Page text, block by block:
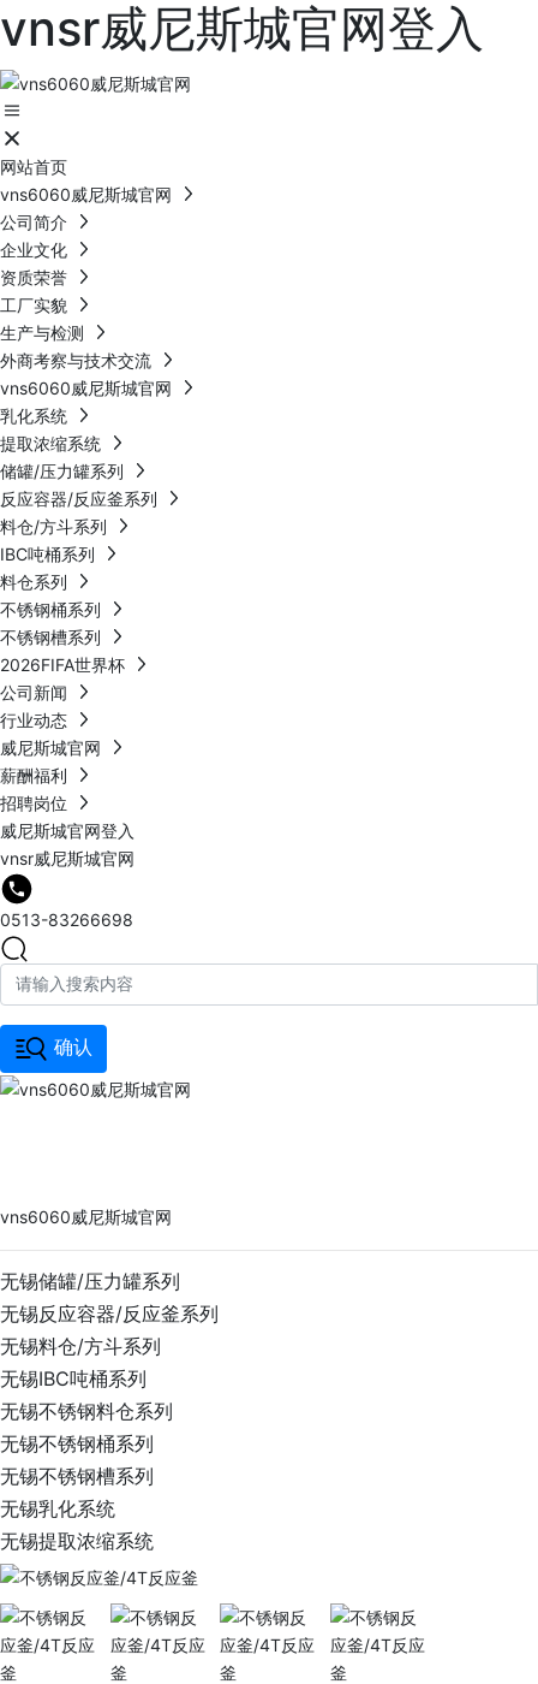
vnsr威尼斯城官网登入
网站首页
vns6060威尼斯城官网
公司简介
企业文化
资质荣誉
工厂实貌
生产与检测
外商考察与技术交流
vns6060威尼斯城官网
乳化系统
提取浓缩系统
储罐/压力罐系列
反应容器/反应釜系列
料仓/方斗系列
IBC吨桶系列
料仓系列
不锈钢桶系列
不锈钢槽系列
2026FIFA世界杯
公司新闻
行业动态
威尼斯城官网
薪酬福利
招聘岗位
威尼斯城官网登入
vnsr威尼斯城官网
0513-83266698
确认
vns6060威尼斯城官网
无锡储罐/压力罐系列
无锡反应容器/反应釜系列
无锡料仓/方斗系列
无锡IBC吨桶系列
无锡不锈钢料仓系列
无锡不锈钢桶系列
无锡不锈钢槽系列
无锡乳化系统
无锡提取浓缩系统